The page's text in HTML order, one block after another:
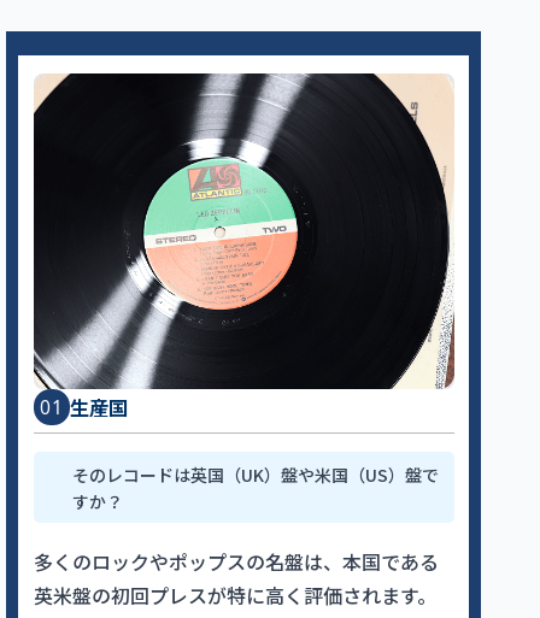
01 生産国
そのレコードは英国（UK）盤や米国（US）盤で
すか？
多くのロックやポップスの名盤は、本国である
英米盤の初回プレスが特に高く評価されます。